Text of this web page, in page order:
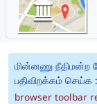
மின்னணு நீதிமன்ற
பதிவிறக்கம் செய்க :
browser toolbar